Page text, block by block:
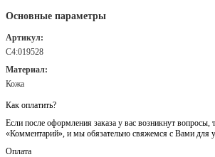
Основные параметры
Артикул:
С4:019528
Материал:
Кожа
Как оплатить?
Если после оформления заказа у вас возникнут вопросы,
«Комментарий», и мы обязательно свяжемся с Вами для
Оплата